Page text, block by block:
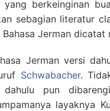
yang berkeinginan
sebagian literatur
Bahasa Jerman
Jerman versi
Schwabacher.
pun
layaknya